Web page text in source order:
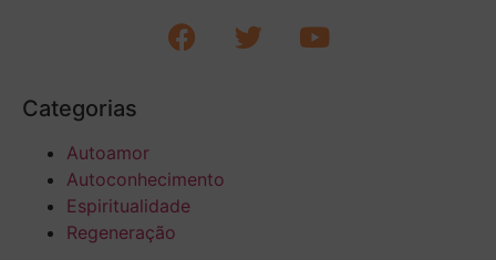
Categorias
Autoamor
Autoconhecimento
Espiritualidade
Regeneração